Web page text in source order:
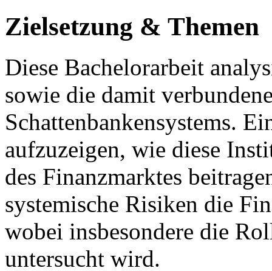
Zielsetzung & Themen
Diese Bachelorarbeit
sowie die damit
Schattenbankensystems.
aufzuzeigen, wie diese
des Finanzmarktes
systemische Risiken die
wobei insbesondere die
untersucht wird.